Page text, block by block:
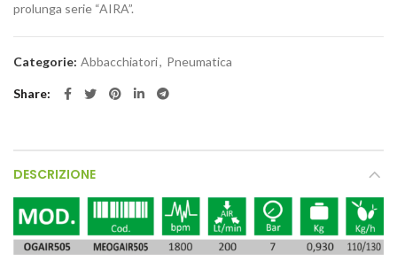
prolunga serie “AIRA”.
Categorie: Abbacchiatori, Pneumatica
Share
DESCRIZIONE